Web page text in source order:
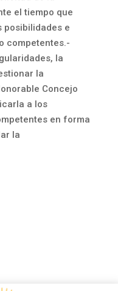
el tiempo que
posibilidades e
competentes.-
la
la
Concejo
a los
en forma
la